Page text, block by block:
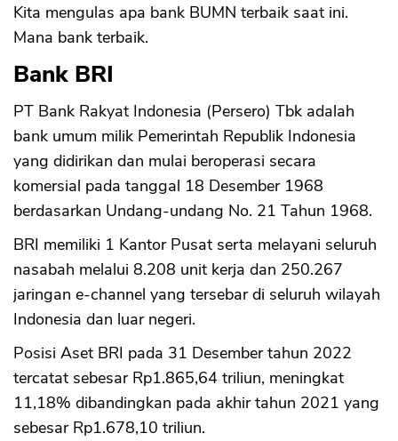
Kita mengulas apa bank BUMN terbaik saat ini.
Mana bank terbaik.
Bank BRI
PT Bank Rakyat Indonesia (Persero) Tbk adalah
bank umum milik Pemerintah Republik Indonesia
yang didirikan dan mulai beroperasi secara
komersial pada tanggal 18 Desember 1968
berdasarkan Undang-undang No. 21 Tahun 1968.
BRI memiliki 1 Kantor Pusat serta melayani seluruh
nasabah melalui 8.208 unit kerja dan 250.267
jaringan e-channel yang tersebar di seluruh wilayah
Indonesia dan luar negeri.
Posisi Aset BRI pada 31 Desember tahun 2022
tercatat sebesar Rp1.865,64 triliun, meningkat
11,18% dibandingkan pada akhir tahun 2021 yang
sebesar Rp1.678,10 triliun.